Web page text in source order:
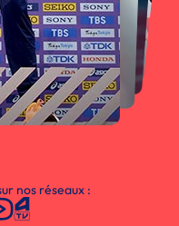
nos réseaux :